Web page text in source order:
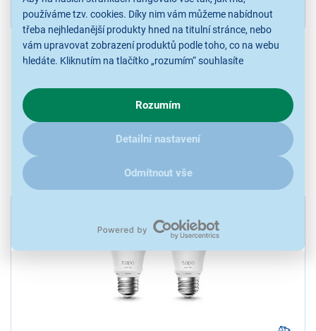
používáme tzv. cookies. Díky nim vám můžeme nabídnout
třeba nejhledanější produkty hned na titulní stránce, nebo
vám upravovat zobrazení produktů podle toho, co na webu
hledáte. Kliknutím na tlačítko „rozumím“ souhlasíte
chování na webu pro zobrazení cílených reklam. Pokud vás
zajímají detaily, jak u nás s cookies a dalšími údaji pracujeme,
kliknětesem.
Rozumím
Detailní nastavení
Odmítnout vše
1 449 Kč
Zobrazit další nejprodávanější...
Zobrazit filtry
1 produkt
Řazení: Dle doporučení